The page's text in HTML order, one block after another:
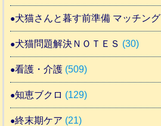
犬猫さんと暮す前準備 マッチング
犬猫問題解決ＮＯＴＥＳ (30)
看護・介護 (509)
知恵ブクロ (129)
終末期ケア (21)